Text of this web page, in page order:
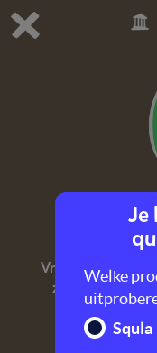
Dit is
Vroeger waren er
zagen er ook
Je
Welke
Squla